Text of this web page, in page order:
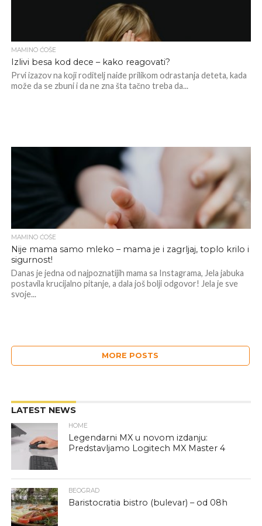
MAMINO ĆOŠE
Izlivi besa kod dece – kako reagovati?
Prvi izazov na koji roditelj naiđe prilikom odrastanja deteta, kada
može da se zbuni i da ne zna šta tačno treba da...
MAMINO ĆOŠE
Nije mama samo mleko – mama je i zagrljaj, toplo krilo i
sigurnost!
Danas je jedna od najpoznatijih mama sa Instagrama, Jela jabuka
postavila krucijalno pitanje, a dala još bolji odgovor! Jela je sve
svoje...
MORE POSTS
LATEST NEWS
HOME
Legendarni MX u novom izdanju:
Predstavljamo Logitech MX Master 4
BEOGRAD
Baristocratia bistro (bulevar) – od 08h